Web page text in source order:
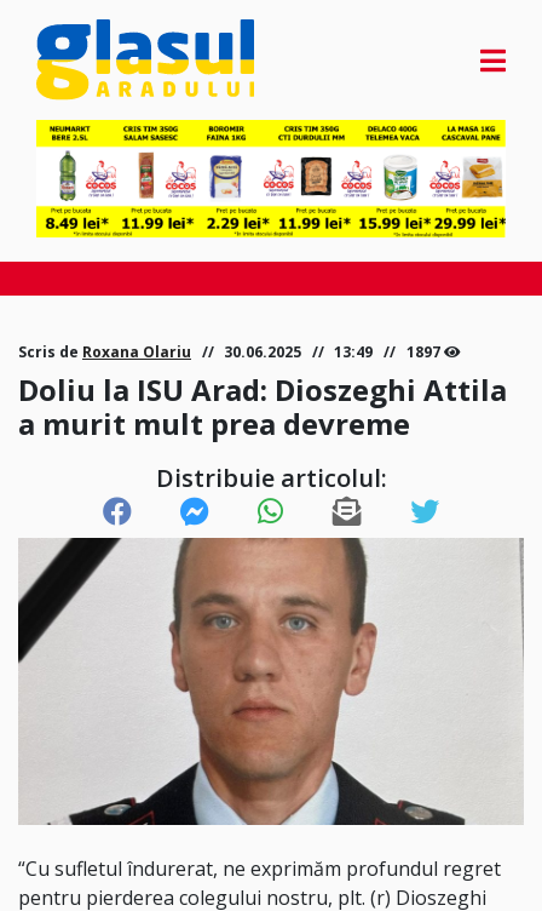
Scris de Roxana Olariu 30.06.2025 13:49 1897
Doliu la ISU Arad: Dioszeghi Attila
a murit mult prea devreme
Distribuie articolul:
“Cu sufletul îndurerat, ne exprimăm profundul regret
pentru pierderea colegului nostru, plt. (r) Dioszeghi